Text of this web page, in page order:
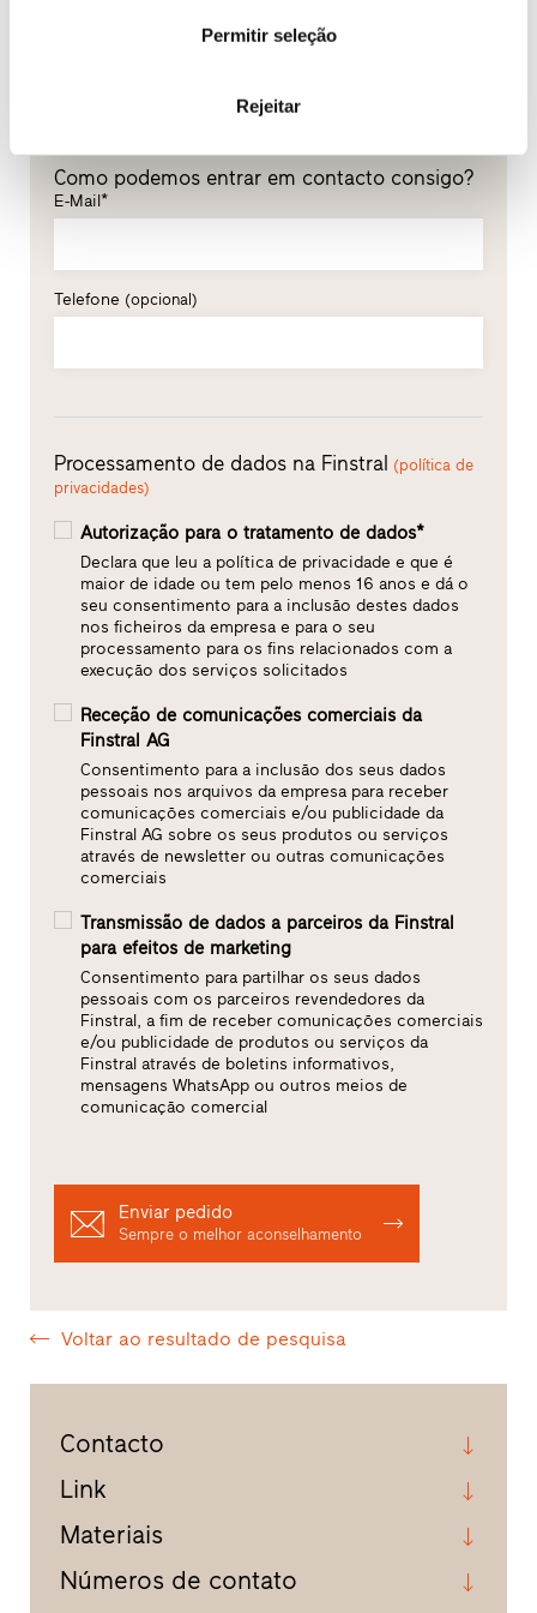
Permitir seleção
Rejeitar
Como podemos entrar em contacto consigo?
E-Mail*
Telefone (opcional)
Processamento de dados na Finstral (política de
privacidades)
Autorização para o tratamento de dados*
Declara que leu a política de privacidade e que é
maior de idade ou tem pelo menos 16 anos e dá o
seu consentimento para a inclusão destes dados
nos ficheiros da empresa e para o seu
processamento para os fins relacionados com a
execução dos serviços solicitados
Receção de comunicações comerciais da
Finstral AG
Consentimento para a inclusão dos seus dados
pessoais nos arquivos da empresa para receber
comunicações comerciais e/ou publicidade da
Finstral AG sobre os seus produtos ou serviços
através de newsletter ou outras comunicações
comerciais
Transmissão de dados a parceiros da Finstral
para efeitos de marketing
Consentimento para partilhar os seus dados
pessoais com os parceiros revendedores da
Finstral, a fim de receber comunicações comerciais
e/ou publicidade de produtos ou serviços da
Finstral através de boletins informativos,
mensagens WhatsApp ou outros meios de
comunicação comercial
Enviar pedido
Sempre o melhor aconselhamento
Voltar ao resultado de pesquisa
Contacto
Link
Materiais
Números de contato